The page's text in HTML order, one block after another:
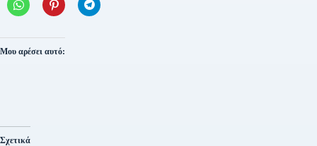
Μου αρέσει αυτό:
Σχετικά